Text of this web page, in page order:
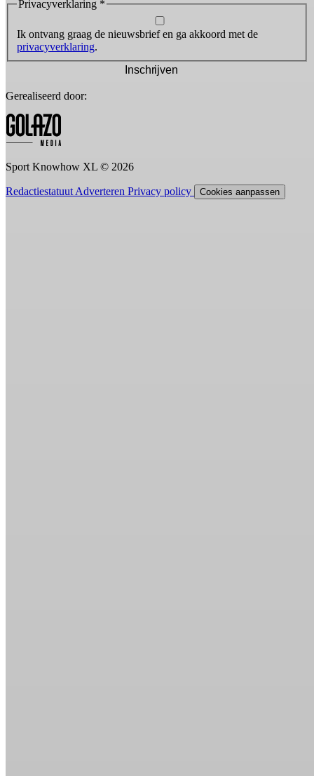
Privacyverklaring *
Ik ontvang graag de nieuwsbrief en ga akkoord met de
privacyverklaring.
Inschrijven
Gerealiseerd door:
Sport Knowhow XL © 2026
Redactiestatuut Adverteren Privacy policy Cookies aanpassen